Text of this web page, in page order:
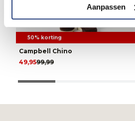
Aanpassen
50% korting
Campbell Chino
99,99
49,95